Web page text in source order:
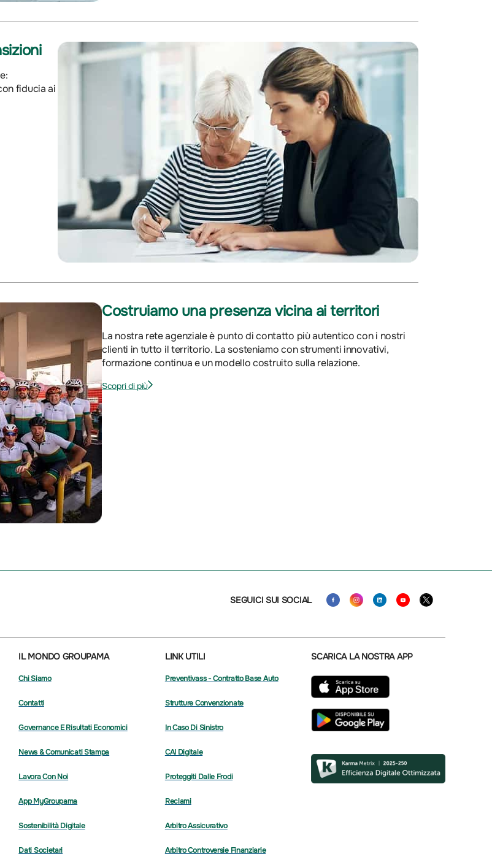
fiducia ai
Costruiamo una presenza vicina ai territori
La nostra rete agenziale è punto di contatto più autentico con i nostri
clienti in tutto il territorio. La sosteniamo con strumenti innovativi,
formazione continua e un modello costruito sulla relazione.
Scopri di più
SEGUICI SUI SOCIAL
IL MONDO GROUPAMA
Chi Siamo
Contatti
Governance E Risultati Economici
News & Comunicati Stampa
Lavora Con Noi
App MyGroupama
Sostenibilità Digitale
Dati Societari
LINK UTILI
Preventivass - Contratto Base Auto
Strutture Convenzionate
In Caso Di Sinistro
CAI Digitale
Proteggiti Dalle Frodi
Reclami
Arbitro Assicurativo
Arbitro Controversie Finanziarie
SCARICA LA NOSTRA APP